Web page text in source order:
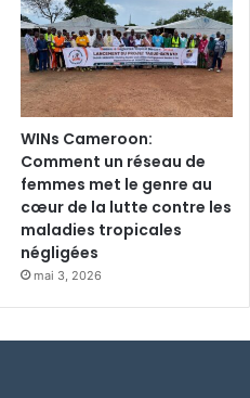
WINs Cameroon:
Comment un réseau de
femmes met le genre au
cœur de la lutte contre les
maladies tropicales
négligées
mai 3, 2026